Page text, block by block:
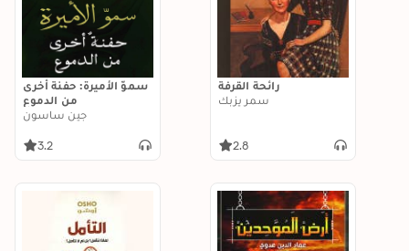
سموّ الأميرة: حفنة أخرى
من الدموع
جين ساسون
3.2
رائحة القرفة
سمر يزبك
2.8